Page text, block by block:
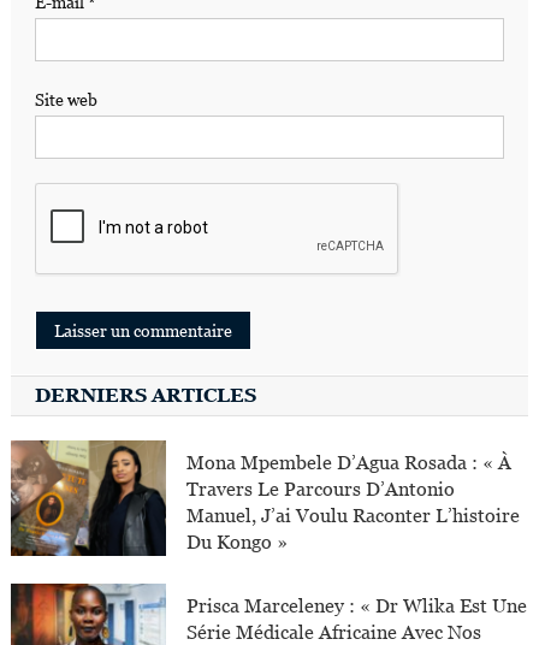
Site web
DERNIERS ARTICLES
Mona Mpembele D’Agua Rosada : « À
Travers Le Parcours D’Antonio
Manuel, J’ai Voulu Raconter L’histoire
Du Kongo »
Prisca Marceleney : « Dr Wlika Est Une
Série Médicale Africaine Avec Nos